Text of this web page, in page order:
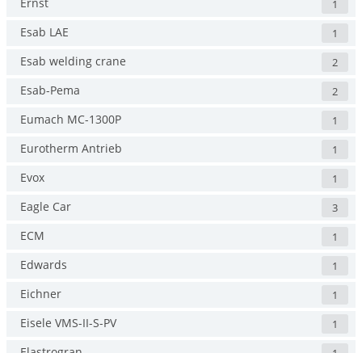
1
Esab LAE 1
Esab welding crane 2
Esab-Pema 2
Eumach MC-1300P 1
Eurotherm Antrieb 1
Evox 1
Eagle Car 3
ECM 1
Edwards 1
Eichner 1
Eisele VMS-II-S-PV 1